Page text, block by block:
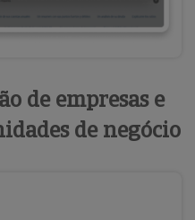
de empresas e
de negócio